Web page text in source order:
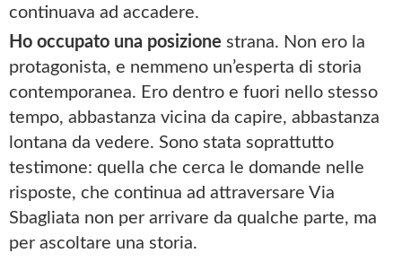
continuava ad accadere.
Ho occupato una posizione strana. Non ero la
protagonista, e nemmeno un’esperta di storia
contemporanea. Ero dentro e fuori nello stesso
tempo, abbastanza vicina da capire, abbastanza
lontana da vedere. Sono stata soprattutto
testimone: quella che cerca le domande nelle
risposte, che continua ad attraversare Via
Sbagliata non per arrivare da qualche parte, ma
per ascoltare una storia.